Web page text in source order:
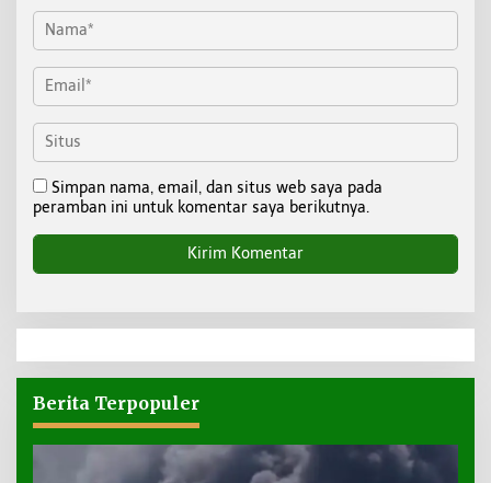
Simpan nama, email, dan situs web saya pada
peramban ini untuk komentar saya berikutnya.
Berita Terpopuler